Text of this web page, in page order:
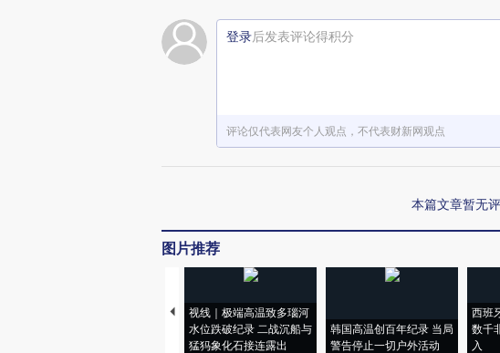
登录后发表评论得积分
评论仅代表网友个人观点，不代表财新网观点
本篇文章暂无
图片推荐
视线｜极端高温致多瑙河
水位跌破纪录 二战沉船与
猛犸象化石接连露出
韩国高温创百年纪录 当局
警告停止一切户外活动
西班
数千
入